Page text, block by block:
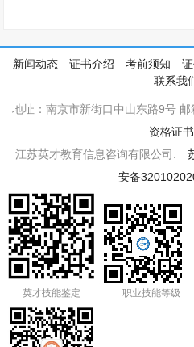
新闻动态 证书介绍 考前须知
联系我
地址：南京市新街口中山东路9号
资格证
江苏英才教育信息咨询有限公司.
安备
英才技能鉴定 职业技能等级